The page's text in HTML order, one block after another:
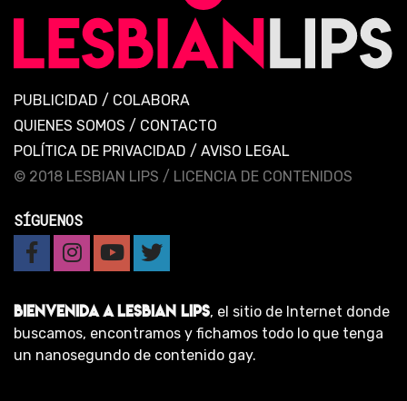
PUBLICIDAD / COLABORA
QUIENES SOMOS / CONTACTO
POLÍTICA DE PRIVACIDAD / AVISO LEGAL
© 2018 LESBIAN LIPS / LICENCIA DE CONTENIDOS
SÍGUENOS
BIENVENIDA A LESBIAN LIPS, el sitio de Internet donde
buscamos, encontramos y fichamos todo lo que tenga
un nanosegundo de contenido gay.